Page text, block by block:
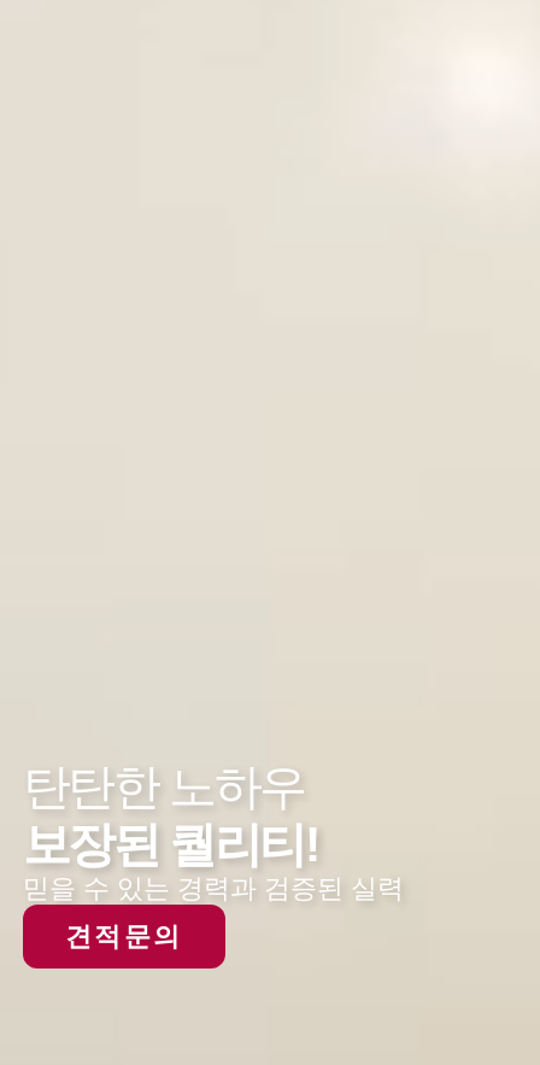
탄탄한 노하우
보장된 퀄리티!
믿을 수 있는 경력과 검증된 실력
견적문의